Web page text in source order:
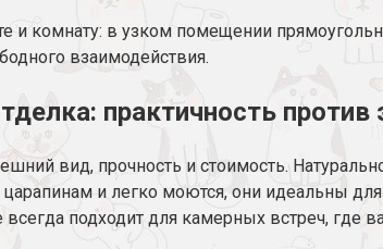
и комнату: в узком помещении
взаимодействия.
практичность против
вид, прочность и стоимость.
и легко моются, они идеальны
всегда подходит для камерных встреч, где